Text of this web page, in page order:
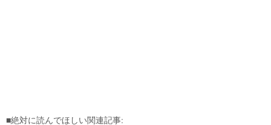
■絶対に読んでほしい関連記事: